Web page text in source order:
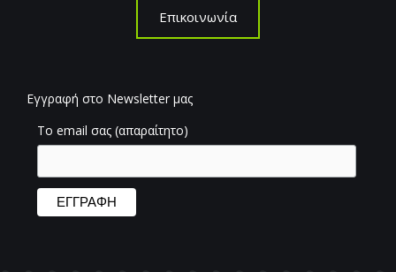
Επικοινωνία
Εγγραφή στο Newsletter μας
Το email σας (απαραίτητο)